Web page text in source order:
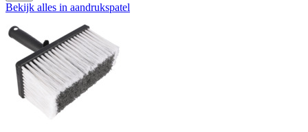
Bekijk alles in aandrukspatel